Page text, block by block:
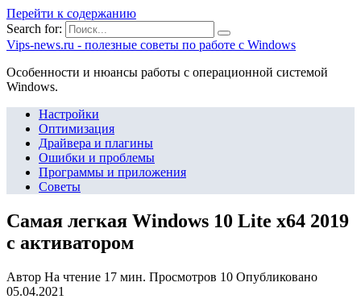
Перейти к содержанию
Search for:
Vips-news.ru - полезные советы по работе с Windows
Особенности и нюансы работы с операционной системой
Windows.
Настройки
Оптимизация
Драйвера и плагины
Ошибки и проблемы
Программы и приложения
Советы
Самая легкая Windows 10 Lite x64 2019
с активатором
Автор На чтение 17 мин. Просмотров 10 Опубликовано
05.04.2021